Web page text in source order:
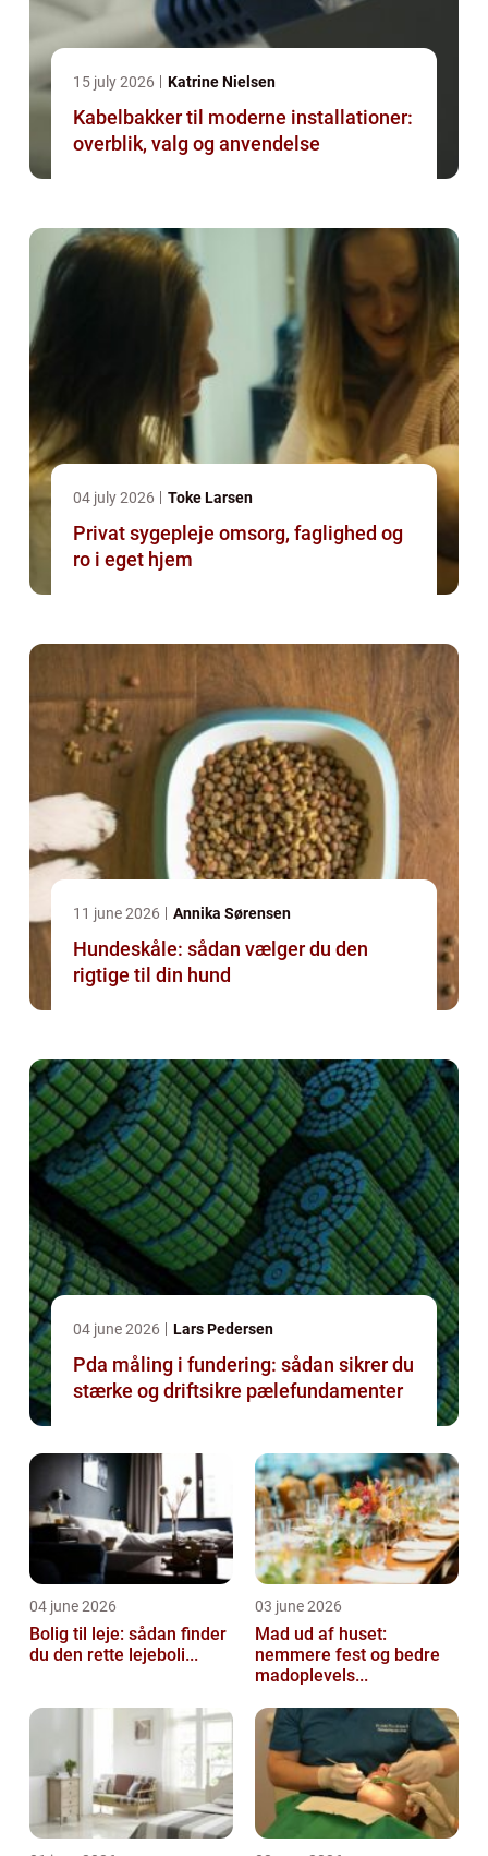
15 july 2026 Katrine Nielsen
Kabelbakker til moderne installationer:
overblik, valg og anvendelse
04 july 2026 Toke Larsen
Privat sygepleje omsorg, faglighed og
ro i eget hjem
11 june 2026 Annika Sørensen
Hundeskåle: sådan vælger du den
rigtige til din hund
04 june 2026 Lars Pedersen
Pda måling i fundering: sådan sikrer du
stærke og driftsikre pælefundamenter
04 june 2026
Bolig til leje: sådan finder
du den rette lejeboli...
03 june 2026
Mad ud af huset:
nemmere fest og bedre
madoplevels...